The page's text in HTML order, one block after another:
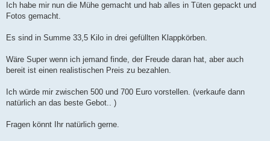
Ich habe mir nun die Mühe gemacht und hab alles in Tüten gepackt und
Fotos gemacht.
Es sind in Summe 33,5 Kilo in drei gefüllten Klappkörben.
Wäre Super wenn ich jemand finde, der Freude daran hat, aber auch
bereit ist einen realistischen Preis zu bezahlen.
Ich würde mir zwischen 500 und 700 Euro vorstellen. (verkaufe dann
natürlich an das beste Gebot.. )
Fragen könnt Ihr natürlich gerne.